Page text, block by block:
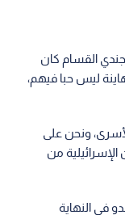
جندي القسام كان
ليس حبا فيهم،
ونحن على
من
في النهاية